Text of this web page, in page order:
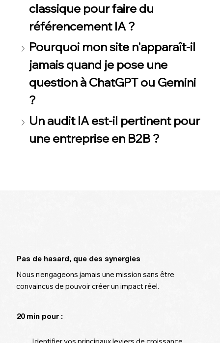
classique pour faire du
référencement IA ?
Pourquoi mon site n'apparaît-il
jamais quand je pose une
question à ChatGPT ou Gemini
?
Un audit IA est-il pertinent pour
une entreprise en B2B ?
classique pour faire du
référencement IA ?
Pourquoi mon site n'apparaît-il
jamais quand je pose une
question à ChatGPT ou Gemini
?
Un audit IA est-il pertinent pour
une entreprise en B2B ?
Pas de hasard, que des synergies
Nous n’engageons jamais une mission sans être
convaincus de pouvoir créer un impact réel.
20 min pour :
Identifier vos principaux leviers de croissance